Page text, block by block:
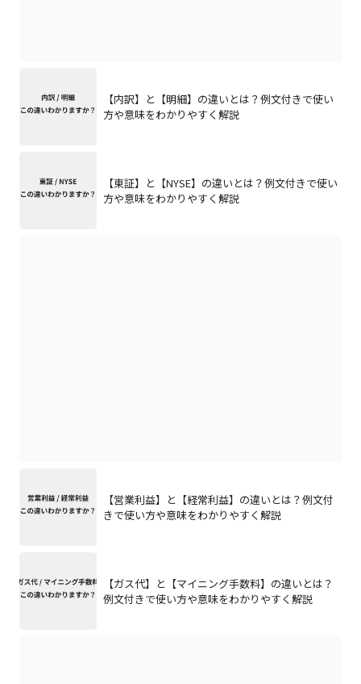
【内訳】と【明細】の違いとは？例文付きで使い
方や意味をわかりやすく解説
【東証】と【NYSE】の違いとは？例文付きで使い
方や意味をわかりやすく解説
【営業利益】と【経常利益】の違いとは？例文付
きで使い方や意味をわかりやすく解説
【ガス代】と【マイニング手数料】の違いとは？
例文付きで使い方や意味をわかりやすく解説